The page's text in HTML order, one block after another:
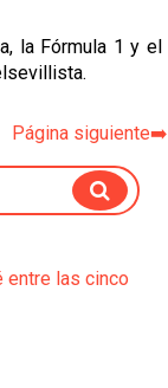
la Fórmula 1 y el
Página siguiente➡️
entre las cinco